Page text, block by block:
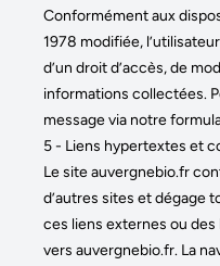
Conformément aux
1978 modifiée,
d’un droit d’accès, de
informations collectées.
message via notre
5 - Liens hypertextes et
Le site auvergnebio.fr
d’autres sites et dégage
ces liens externes ou des
vers auvergnebio.fr. La